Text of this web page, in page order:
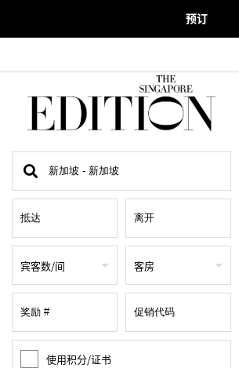
预订
查
地
点
宾客数/间 客房
使用积分/证书